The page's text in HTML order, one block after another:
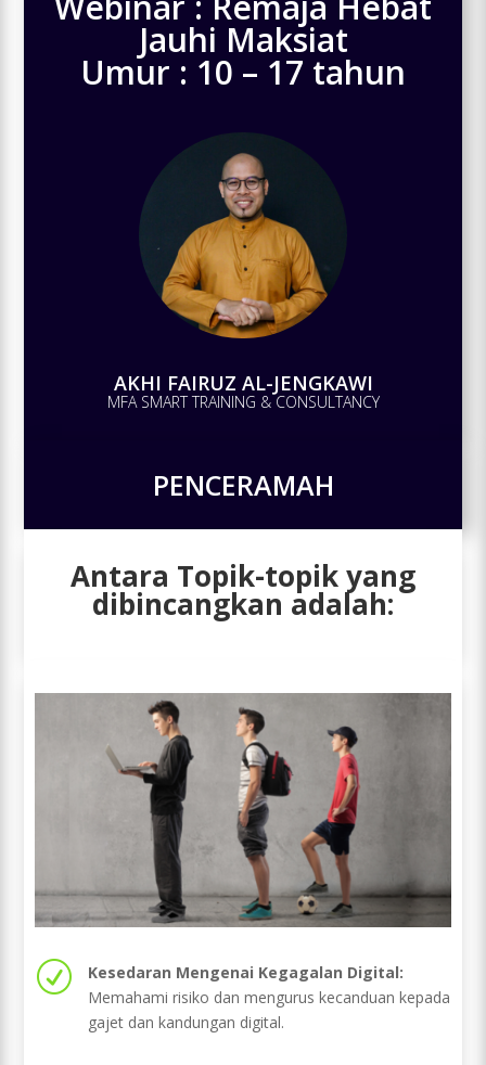
Jauhi Maksiat
Umur : 10 – 17 tahun
AKHI FAIRUZ AL-JENGKAWI
MFA SMART TRAINING & CONSULTANCY
PENCERAMAH
Antara Topik-topik yang
dibincangkan adalah:
R
Kesedaran Mengenai Kegagalan Digital:
Memahami risiko dan mengurus kecanduan kepada
gajet dan kandungan digital.